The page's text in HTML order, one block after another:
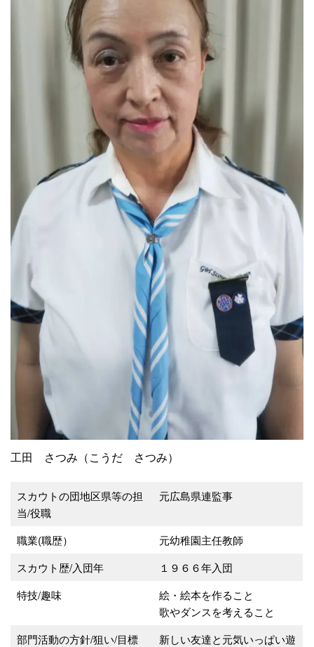
工田 さつみ（こうだ さつみ）
スカウトの団地区県等の担
当/役職
元広島県連監事
職業(職歴）
元幼稚園主任教師
スカウト歴/入団年
１９６６年入団
特技/趣味
絵・絵本を作ること
歌やダンスを考えること
部門活動の方針/狙い/目標
新しい友達と元気いっぱい遊